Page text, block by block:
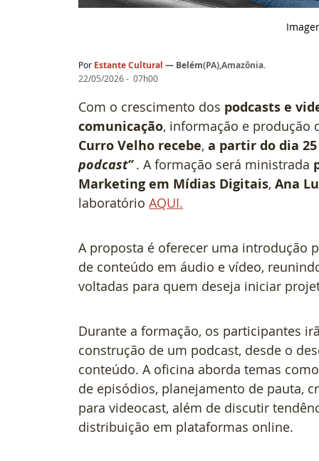
Por Estante Cultural — Belém(PA),Amazônia.
22/05/2026 -  07h00
Com o crescimento dos podcasts e
comunicação, informação e produção
Curro Velho recebe, a partir do dia
podcast” . A formação será ministrada
Marketing em Mídias Digitais, Ana
laboratório AQUI.
A proposta é oferecer uma introdução
de conteúdo em áudio e vídeo,
voltadas para quem deseja iniciar
Durante a formação, os participantes
construção de um podcast, desde o
conteúdo. A oficina aborda temas
de episódios, planejamento de pauta,
para videocast, além de discutir
distribuição em plataformas online.